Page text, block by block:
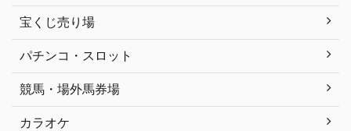
宝くじ売り場
パチンコ・スロット
競馬・場外馬券場
カラオケ